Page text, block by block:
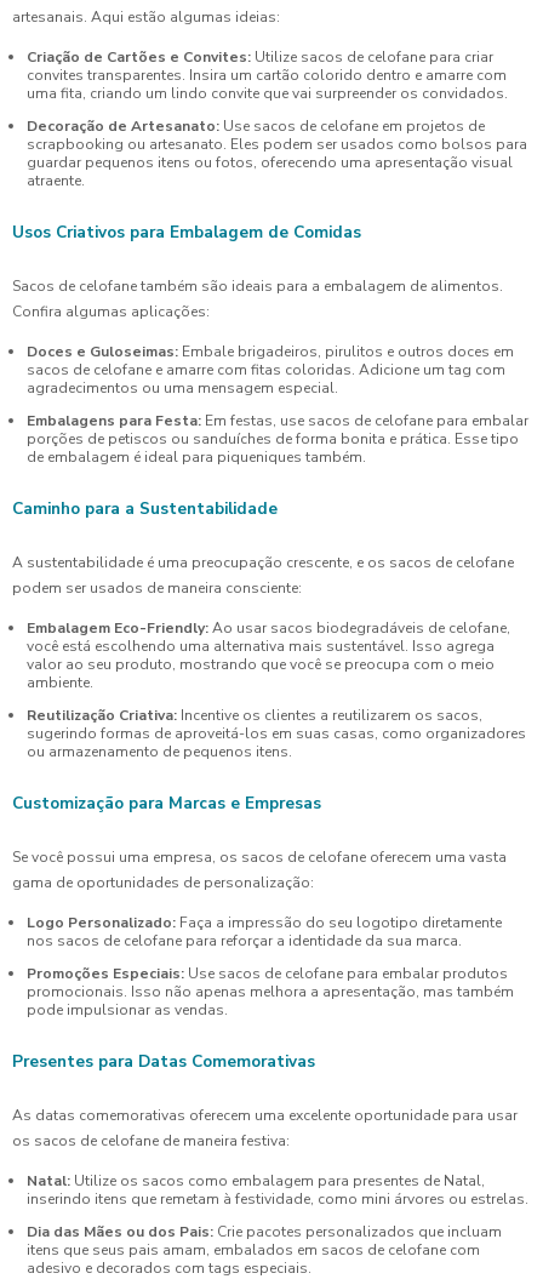
artesanais. Aqui estão algumas ideias:
Criação de Cartões e Convites: Utilize sacos de celofane para criar
convites transparentes. Insira um cartão colorido dentro e amarre com
uma fita, criando um lindo convite que vai surpreender os convidados.
Decoração de Artesanato: Use sacos de celofane em projetos de
scrapbooking ou artesanato. Eles podem ser usados como bolsos para
guardar pequenos itens ou fotos, oferecendo uma apresentação visual
atraente.
Usos Criativos para Embalagem de Comidas
Sacos de celofane também são ideais para a embalagem de alimentos.
Confira algumas aplicações:
Doces e Guloseimas: Embale brigadeiros, pirulitos e outros doces em
sacos de celofane e amarre com fitas coloridas. Adicione um tag com
agradecimentos ou uma mensagem especial.
Embalagens para Festa: Em festas, use sacos de celofane para embalar
porções de petiscos ou sanduíches de forma bonita e prática. Esse tipo
de embalagem é ideal para piqueniques também.
Caminho para a Sustentabilidade
A sustentabilidade é uma preocupação crescente, e os sacos de celofane
podem ser usados de maneira consciente:
Embalagem Eco-Friendly:Ao usar sacos biodegradáveis de celofane,
você está escolhendo uma alternativa mais sustentável. Isso agrega
valor ao seu produto, mostrando que você se preocupa com o meio
ambiente.
Reutilização Criativa: Incentive os clientes a reutilizarem os sacos,
sugerindo formas de aproveitá-los em suas casas, como organizadores
ou armazenamento de pequenos itens.
Customização para Marcas e Empresas
Se você possui uma empresa, os sacos de celofane oferecem uma vasta
gama de oportunidades de personalização:
Logo Personalizado: Faça a impressão do seu logotipo diretamente
nos sacos de celofane para reforçar a identidade da sua marca.
Promoções Especiais: Use sacos de celofane para embalar produtos
promocionais. Isso não apenas melhora a apresentação, mas também
pode impulsionar as vendas.
Presentes para Datas Comemorativas
As datas comemorativas oferecem uma excelente oportunidade para usar
os sacos de celofane de maneira festiva:
Natal: Utilize os sacos como embalagem para presentes de Natal,
inserindo itens que remetam à festividade, como mini árvores ou estrelas.
Dia das Mães ou dos Pais: Crie pacotes personalizados que incluam
itens que seus pais amam, embalados em sacos de celofane com
adesivo e decorados com tags especiais.